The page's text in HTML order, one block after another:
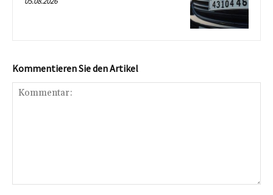
Kommentieren Sie den Artikel